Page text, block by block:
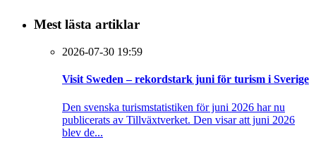
Mest lästa artiklar
2026-07-30 19:59
Visit Sweden – rekordstark juni för turism i Sverige
Den svenska turismstatistiken för juni 2026 har nu
publicerats av Tillväxtverket. Den visar att juni 2026
blev de...